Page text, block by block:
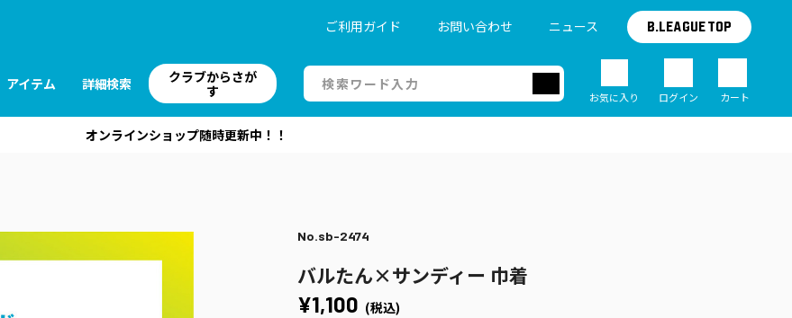
アイテム 詳細検索
クラブからさが
す
ご利用ガイド お問い合わせ ニュース B.LEAGUE TOP
お気に入り ログイン カート
オンラインショップ随時更新中！！
No.sb-2474
バルたん×サンディー 巾着
¥1,100 (税込)